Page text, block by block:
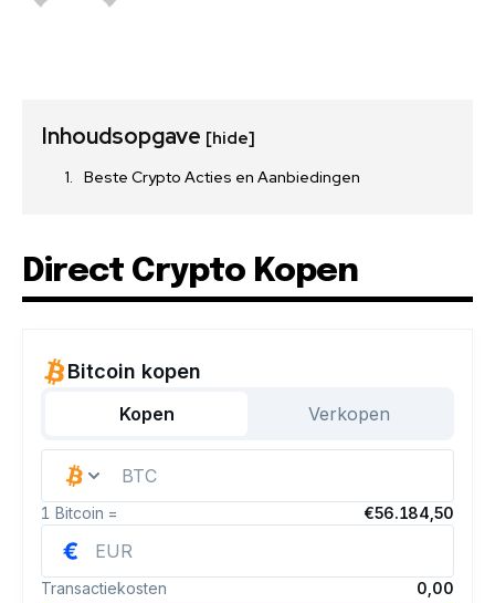
Inhoudsopgave [hide]
Beste Crypto Acties en Aanbiedingen
Direct Crypto Kopen